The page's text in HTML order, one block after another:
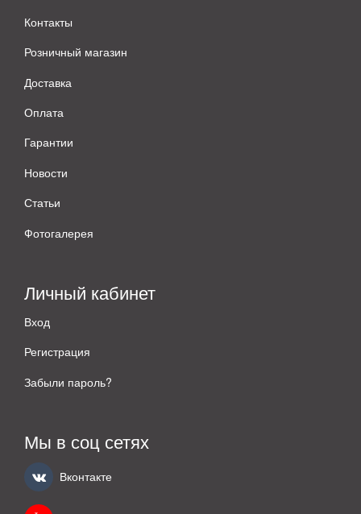
Контакты
Розничный магазин
Доставка
Оплата
Гарантии
Новости
Статьи
Фотогалерея
Личный кабинет
Вход
Регистрация
Забыли пароль?
Мы в соц сетях
Вконтакте